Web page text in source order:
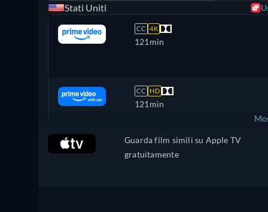
Stati Uniti
CC 4K
121min
CC HD
121min
Regno Unito
Guarda film simili su Apple TV
gratuitamente